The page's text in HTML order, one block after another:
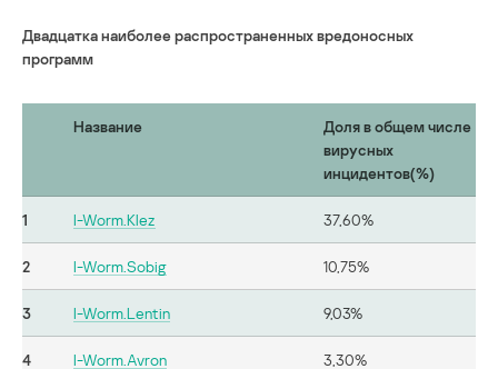
Двадцатка наиболее распространенных вредоносных
программ
Название
Доля в общем числе
вирусных
инцидентов(%)
1 I-Worm.Klez 37,60%
2 I-Worm.Sobig 10,75%
3 I-Worm.Lentin 9,03%
4 I-Worm.Avron 3,30%